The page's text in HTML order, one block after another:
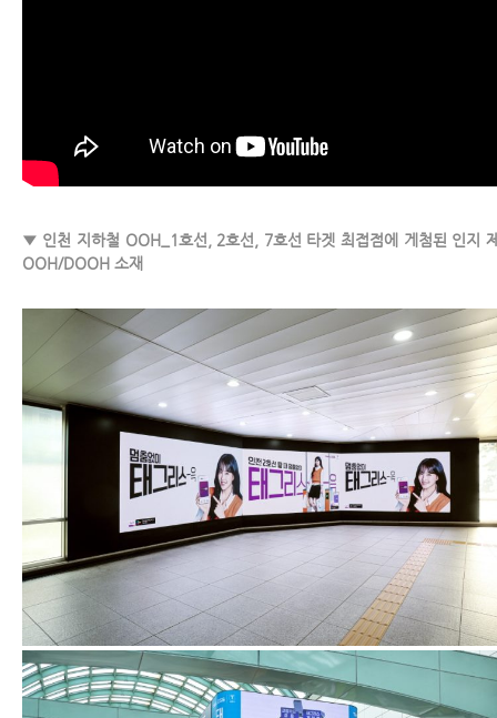
▼ 인천 지하철 OOH_1호선, 2호선, 7호선 타겟 최접점에 게첨된 인지
OOH/DOOH 소재